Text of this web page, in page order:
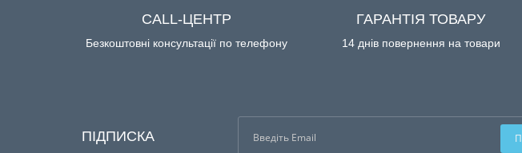
CALL-ЦЕНТР
Безкоштовні консультації по телефону
ГАРАНТІЯ ТОВАРУ
14 днів повернення на товари
ПІДПИСКА